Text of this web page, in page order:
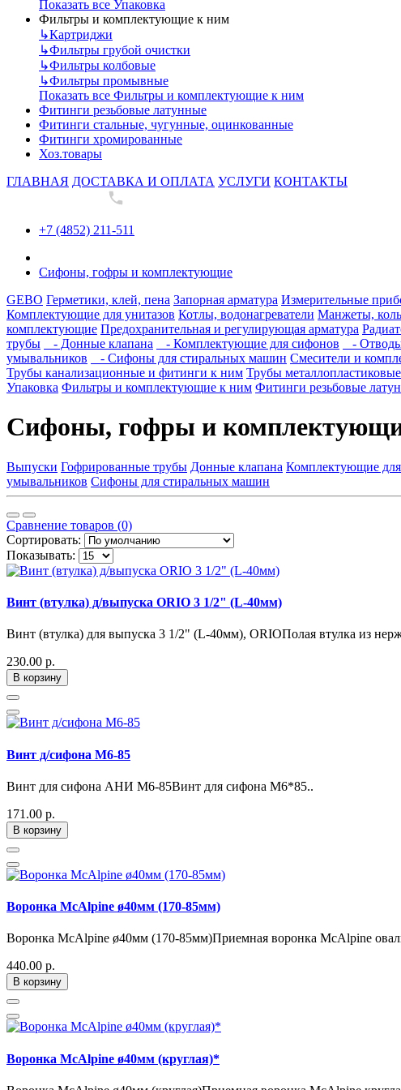
Показать все Упаковка
Фильтры и комплектующие к ним
↳Картриджи
↳Фильтры грубой очистки
↳Фильтры колбовые
↳Фильтры промывные
Показать все Фильтры и комплектующие к ним
Фитинги резьбовые латунные
Фитинги стальные, чугунные, оцинкованные
Фитинги хромированные
Хоз.товары
ГЛАВНАЯ ДОСТАВКА И ОПЛАТА УСЛУГИ КОНТАКТЫ
+7 (4852) 211-511
Сифоны, гофры и комплектующие
GEBO Герметики, клей, пена Запорная арматура Измерительные
Комплектующие для унитазов Котлы, водонагреватели Манжеты,
комплектующие Предохранительная и регулирующая арматура
трубы
- Донные клапана - Комплектующие для сифонов -
умывальников
- Сифоны для стиральных машин Смесители и
Трубы канализационные и фитинги к ним Трубы
Упаковка Фильтры и комплектующие к ним Фитинги резьбовые
Сифоны, гофры и
Выпуски Гофрированные трубы Донные клапана Комплектующие
умывальников Сифоны для стиральных машин
Сравнение товаров (0)
Сортировать:
Показывать:
Винт (втулка) д/выпуска ORIO 3 1/2" (L-40мм)
Винт (втулка) для выпуска 3 1/2" (L-40мм), ORIOПолая втулка из
230.00 р.
В корзину
Винт д/сифона М6-85
Винт для сифона АНИ М6-85Винт для сифона М6*85..
171.00 р.
В корзину
Воронка McAlpine ø40мм (170-85мм)
Воронка McAlpine ø40мм (170-85мм)Приемная воронка McAlpine
440.00 р.
В корзину
Воронка McAlpine ø40мм (круглая)*